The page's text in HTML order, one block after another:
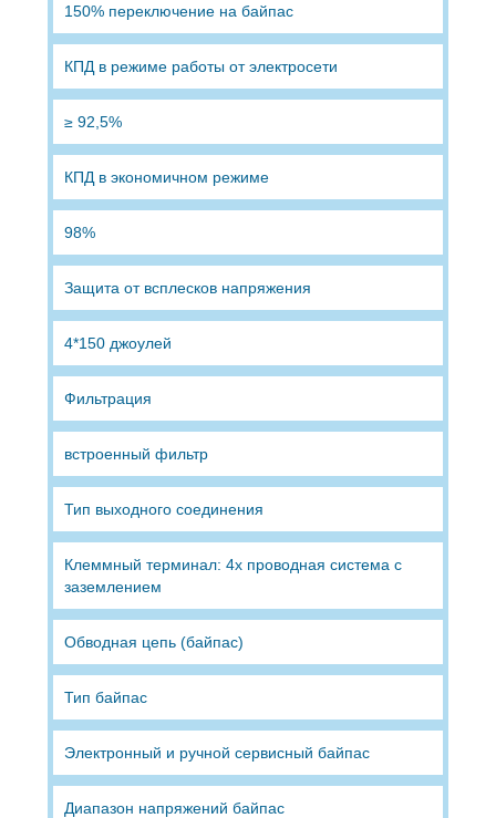
150% переключение на байпас
КПД в режиме работы от электросети
≥ 92,5%
КПД в экономичном режиме
98%
Защита от всплесков напряжения
4*150 джоулей
Фильтрация
встроенный фильтр
Тип выходного соединения
Клеммный терминал: 4х проводная система с
заземлением
Обводная цепь (байпас)
Тип байпас
Электронный и ручной сервисный байпас
Диапазон напряжений байпас